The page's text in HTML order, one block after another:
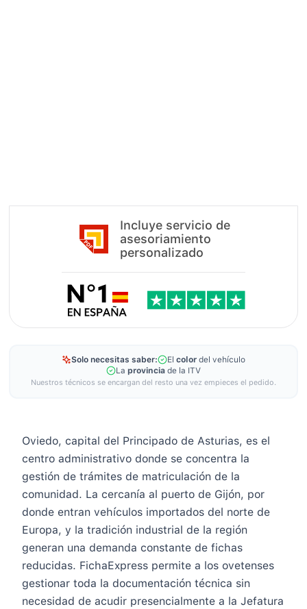
Incluye servicio de
asesoriamiento
personalizado
Solo necesitas saber: El color del vehículo
La provincia de la ITV
Nuestros técnicos se encargan del resto una vez empieces el pedido.
Oviedo, capital del Principado de Asturias, es el
centro administrativo donde se concentra la
gestión de trámites de matriculación de la
comunidad. La cercanía al puerto de Gijón, por
donde entran vehículos importados del norte de
Europa, y la tradición industrial de la región
generan una demanda constante de fichas
reducidas. FichaExpress permite a los ovetenses
gestionar toda la documentación técnica sin
necesidad de acudir presencialmente a la Jefatura